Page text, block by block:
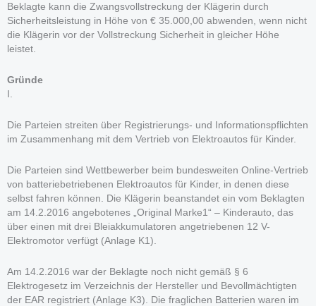
Beklagte kann die Zwangsvollstreckung der Klägerin durch
Sicherheitsleistung in Höhe von € 35.000,00 abwenden, wenn nicht
die Klägerin vor der Vollstreckung Sicherheit in gleicher Höhe
leistet.
Gründe
Die Parteien streiten über Registrierungs- und Informationspflichten
im Zusammenhang mit dem Vertrieb von Elektroautos für Kinder.
Die Parteien sind Wettbewerber beim bundesweiten Online-Vertrieb
von batteriebetriebenen Elektroautos für Kinder, in denen diese
selbst fahren können. Die Klägerin beanstandet ein vom Beklagten
am 14.2.2016 angebotenes „Original Marke1“ – Kinderauto, das
über einen mit drei Bleiakkumulatoren angetriebenen 12 V-
Elektromotor verfügt (Anlage K1).
Am 14.2.2016 war der Beklagte noch nicht gemäß § 6
Elektrogesetz im Verzeichnis der Hersteller und Bevollmächtigten
der EAR registriert (Anlage K3). Die fraglichen Batterien waren im